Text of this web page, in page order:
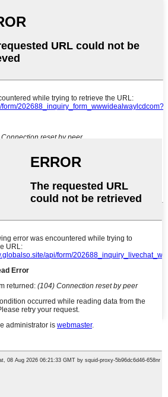
Axtarmaq üçün enter düyməsini və
basın